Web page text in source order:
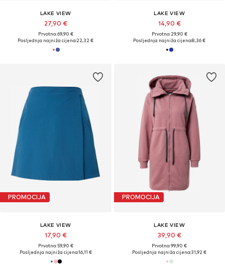
LAKE VIEW
27,90 €
Prvotno: 69,90 €
Posljednja najniža cijena:22,32 €
LAKE VIEW
14,90 €
Prvotno: 29,90 €
Posljednja najniža cijena:8,36 €
PROMOCIJA
LAKE VIEW
17,90 €
Prvotno: 59,90 €
Posljednja najniža cijena:16,11 €
PROMOCIJA
LAKE VIEW
39,90 €
Prvotno: 99,90 €
Posljednja najniža cijena:31,92 €